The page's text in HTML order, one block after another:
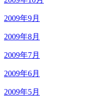
2009年9月
2009年8月
2009年7月
2009年6月
2009年5月